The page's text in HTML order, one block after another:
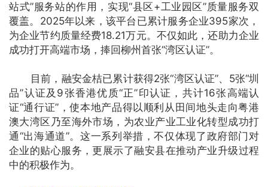
站式”服务站的作用，实现“县区+工业园区”质量服务双
覆盖。2025年以来，该平台已累计服务企业395家次，
为企业节约质量经费18.21万元。不仅如此，还助力企业
成功打开高端市场，捧回柳州首张“湾区认证”。
目前，融安金桔已累计获得2张“湾区认证”、5张“圳
品”认证及9张香港优质“正”印认证，共计16张高端认
证“通行证”，使本地产品得以顺利从田间地头走向粤港
澳大湾区乃至海外市场，为农业产业工业化转型成功打
通“出海通道”。这一系列举措，不仅体现了政府部门对
企业的贴心服务，更展示了融安县在推动产业升级过程
中的积极作为。